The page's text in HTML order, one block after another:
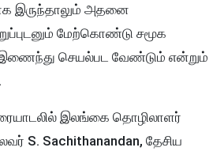
இருந்தாலும் அதனை
மேற்கொண்டு சமூக
செயல்பட வேண்டும் என்றும்
இலங்கை தொழிலாளர்
S. Sachithanandan, தேசிய